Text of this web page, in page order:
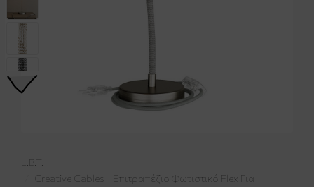
L.B.T.
Creative Cables - Επιτραπέζιο Φωτιστικό Flex Για